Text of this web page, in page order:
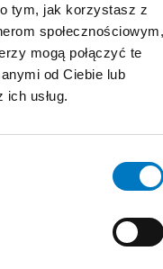
tym, jak korzystasz z
społecznościowym,
mogą połączyć te
od Ciebie lub
usług.
Dzięki
badania
oraz